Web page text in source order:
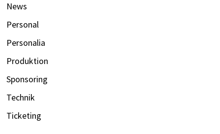
News
Personal
Personalia
Produktion
Sponsoring
Technik
Ticketing